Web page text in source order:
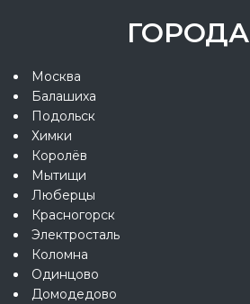
ГОРОДА
Москва
Балашиха
Подольск
Химки
Королёв
Мытищи
Люберцы
Красногорск
Электросталь
Коломна
Одинцово
Домодедово